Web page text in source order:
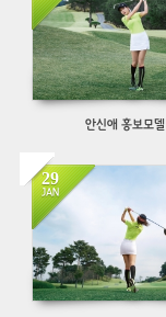
안신애 홍보모
29
JAN
637